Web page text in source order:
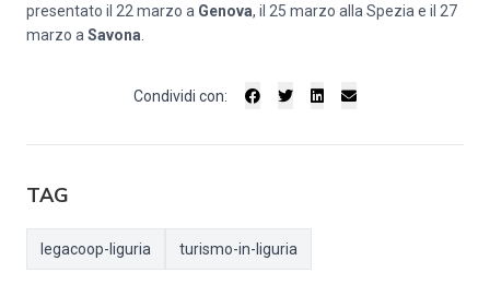
presentato il 22 marzo a Genova, il 25 marzo alla Spezia e il 27
marzo a Savona
Condividi con:
TAG
legacoop-liguria turismo-in-liguria